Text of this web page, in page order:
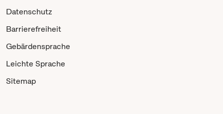
Datenschutz
Barrierefreiheit
Gebärdensprache
Leichte Sprache
Sitemap